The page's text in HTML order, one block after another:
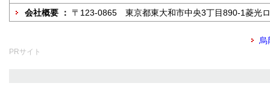
会社概要 ： 〒123-0865 東京都東大和市中央3丁目890-1菱光
烏
PRサイト